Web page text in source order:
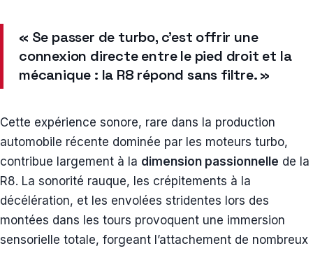
« Se passer de turbo, c’est offrir une
connexion directe entre le pied droit et la
mécanique : la R8 répond sans filtre. »
Cette expérience sonore, rare dans la production
automobile récente dominée par les moteurs turbo,
contribue largement à la dimension passionnelle de la
R8. La sonorité rauque, les crépitements à la
décélération, et les envolées stridentes lors des
montées dans les tours provoquent une immersion
sensorielle totale, forgeant l’attachement de nombreux